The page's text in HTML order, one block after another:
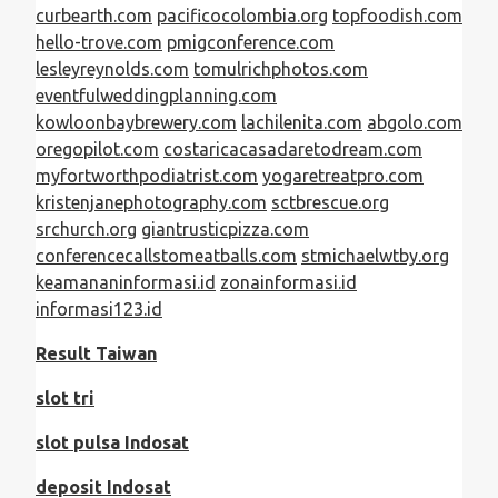
curbearth.com pacificocolombia.org topfoodish.com
hello-trove.com pmigconference.com
lesleyreynolds.com tomulrichphotos.com
eventfulweddingplanning.com
kowloonbaybrewery.com lachilenita.com abgolo.com
oregopilot.com costaricacasadaretodream.com
myfortworthpodiatrist.com yogaretreatpro.com
kristenjanephotography.com sctbrescue.org
srchurch.org giantrusticpizza.com
conferencecallstomeatballs.com stmichaelwtby.org
keamananinformasi.id zonainformasi.id
informasi123.id
Result Taiwan
slot tri
slot pulsa Indosat
deposit Indosat